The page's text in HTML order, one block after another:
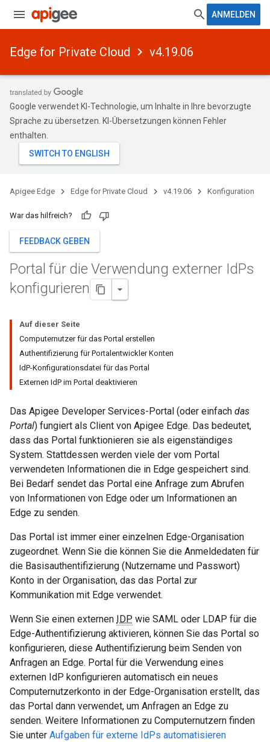
ANMELDEN
Edge for Private Cloud v4.19.06
Google verwendet KI-Technologie, um Inhalte in Ihre bevorzugte
Sprache zu übersetzen. KI-Übersetzungen können Fehler
enthalten.
Apigee Edge Edge for Private Cloud v4.19.06 Konfiguration
War das hilfreich?
FEEDBACK GEBEN
Portal für die Verwendung externer IdPs
konfigurieren
Auf dieser Seite
Computernutzer für das Portal erstellen
Authentifizierung für Portalentwickler Konten
IdP-Konfigurationsdatei für das Portal
Externen IdP im Portal deaktivieren
Das Apigee Developer Services-Portal (oder einfach das
Portal) fungiert als Client von Apigee Edge. Das bedeutet,
dass das Portal funktionieren sie als eigenständiges
System. Stattdessen werden viele der vom Portal
verwendeten Informationen die in Edge gespeichert sind.
Bei Bedarf sendet das Portal eine Anfrage zum Abrufen
von Informationen von Edge oder um Informationen an
Edge zu senden.
Das Portal ist immer einer einzelnen Edge-Organisation
zugeordnet. Wenn Sie die können Sie die Anmeldedaten für
die Basisauthentifizierung (Nutzername und Passwort)
Konto in der Organisation, das das Portal zur
Kommunikation mit Edge verwendet.
Wenn Sie einen externen IDP wie SAML oder LDAP für die
Edge-Authentifizierung aktivieren, können Sie das Portal so
konfigurieren, diese Authentifizierung beim Senden von
Anfragen an Edge. Portal für die Verwendung eines
externen IdP konfigurieren automatisch ein neues
Computernutzerkonto in der Edge-Organisation erstellt, das
das Portal dann verwendet, um Anfragen an Edge zu
senden. Weitere Informationen zu Computernutzern finden
Sie unter Aufgaben für externe IdPs automatisieren